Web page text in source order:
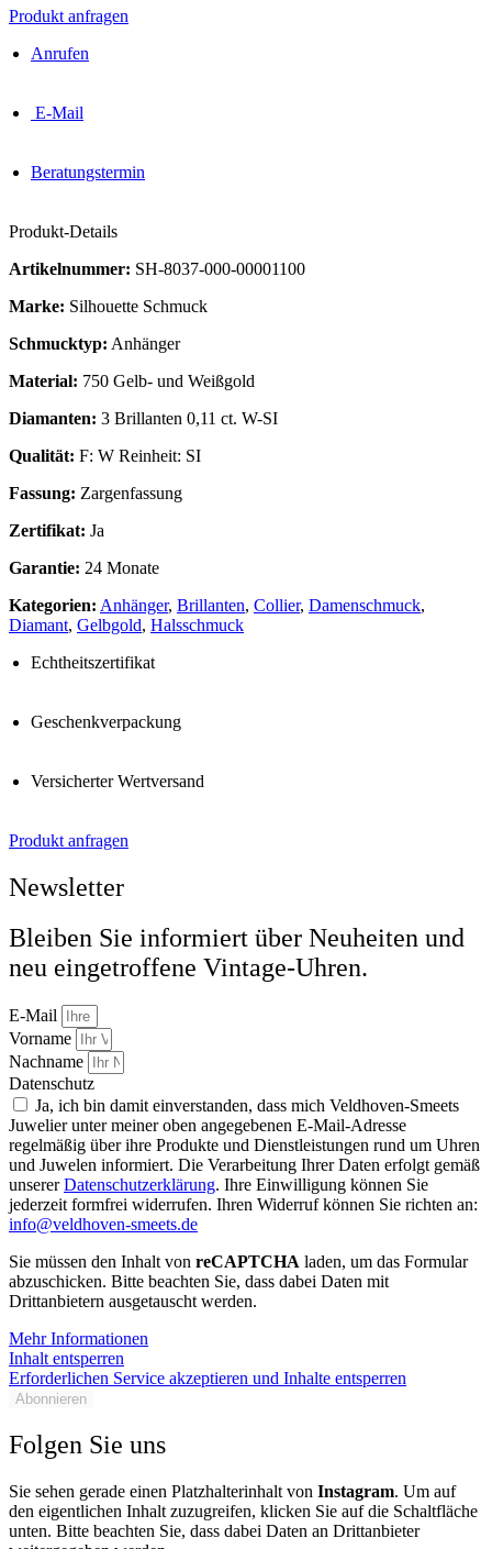
Produkt anfragen
Anrufen
E-Mail
Beratungstermin
Produkt-Details
Artikelnummer: SH-8037-000-00001100
Marke: Silhouette Schmuck
Schmucktyp: Anhänger
Material: 750 Gelb- und Weißgold
Diamanten: 3 Brillanten 0,11 ct. W-SI
Qualität: F: W Reinheit: SI
Fassung: Zargenfassung
Zertifikat: Ja
Garantie: 24 Monate
Kategorien: Anhänger, Brillanten, Collier, Damenschmuck,
Diamant, Gelbgold, Halsschmuck
Echtheitszertifikat
Geschenkverpackung
Versicherter Wertversand
Produkt anfragen
Newsletter
Bleiben Sie informiert über Neuheiten und
neu eingetroffene Vintage-Uhren.
E-Mail
Vorname
Nachname
Datenschutz
Ja, ich bin damit einverstanden, dass mich Veldhoven-Smeets
Juwelier unter meiner oben angegebenen E-Mail-Adresse
regelmäßig über ihre Produkte und Dienstleistungen rund um Uhren
und Juwelen informiert. Die Verarbeitung Ihrer Daten erfolgt gemäß
unsererDatenschutzerklärung. Ihre Einwilligung können Sie
jederzeit formfrei widerrufen. Ihren Widerruf können Sie richten an:
info@veldhoven-smeets.de
Sie müssen den Inhalt von reCAPTCHA laden, um das Formular
abzuschicken. Bitte beachten Sie, dass dabei Daten mit
Drittanbietern ausgetauscht werden.
Mehr Informationen
Inhalt entsperren
Erforderlichen Service akzeptieren und Inhalte entsperren
Abonnieren
Folgen Sie uns
Sie sehen gerade einen Platzhalterinhalt von Instagram. Um auf
den eigentlichen Inhalt zuzugreifen, klicken Sie auf die Schaltfläche
unten. Bitte beachten Sie, dass dabei Daten an Drittanbieter